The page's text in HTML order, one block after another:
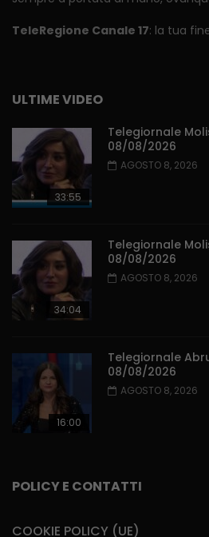
TeleRegione Canale 17: la tua
ULTIME VIDEO
33:55
Telegiornale
08/08/2026
AGOSTO 8, 2026
34:04
Telegiornale
08/08/2026
AGOSTO 8, 2026
16:00
Telegiornale
08/08/2026
AGOSTO 8, 2026
POLICY E CONTATTI
COOKIE POLICY (UE)